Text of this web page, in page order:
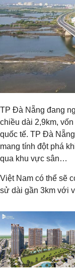
TP Đà Nẵng đang
chiều dài 2,9km,
quốc tế. TP Đà
mang tính đột phá
qua khu vực sân…
Việt Nam có thể sẽ
sử dài gần 3km với